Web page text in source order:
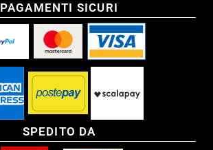
PAGAMENTI SICURI
SPEDITO DA